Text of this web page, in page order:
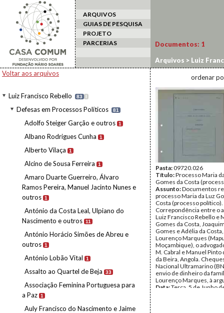
ARQUIVOS
GUIAS DE PESQUISA
PROJETO
PARCERIAS
Voltar aos arquivos
Luiz Francisco Rebello 83 I
Defesas em Processos Políticos 81
Adolfo Steiger Garção e outros 1
Albano Rodrigues Cunha 1
Alberto Vilaça 1
Alcino de Sousa Ferreira 1
Amaro Duarte Guerreiro, Álvaro
Ramos Pereira, Manuel Jacinto Nunes e
outros 1
António da Costa Leal, Ulpiano do
Nascimento e outros 11
António Horácio Simões de Abreu e
outros 1
António Lobão Vital 1
Assalto ao Quartel de Beja 33
Associação Feminina Portuguesa para
a Paz 1
Auly Francisco do Nascimento e Jaime
Documentos: 1
Arquivos > Luiz
ordenar
Pasta:09720.026
Título:Processo Maria
Gomes da Costa
Assunto:Documentos
processo Maria da Luz
Costa (processo político).
Correpondência entre o
Luiz Francisco Rebello e
Gomes da Costa,
Gomes e Adélia da
Lourenço Marques
Moçambique), o
M. Cabral e Manuel Pinto
da Beira, Angola.
Nacional Ultramarino
envio de dinheiro da
Lourenço Marques, à
Data:Terça, 5 de Junho